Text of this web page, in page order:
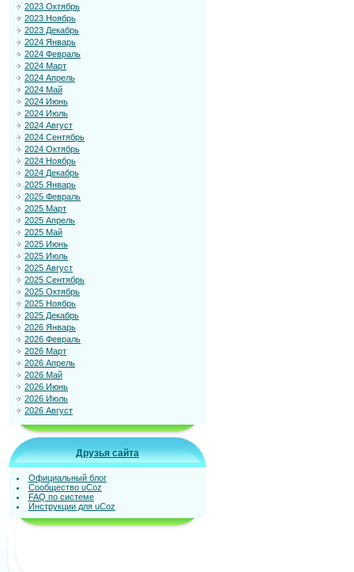
2023 Октябрь
2023 Ноябрь
2023 Декабрь
2024 Январь
2024 Февраль
2024 Март
2024 Апрель
2024 Май
2024 Июнь
2024 Июль
2024 Август
2024 Сентябрь
2024 Октябрь
2024 Ноябрь
2024 Декабрь
2025 Январь
2025 Февраль
2025 Март
2025 Апрель
2025 Май
2025 Июнь
2025 Июль
2025 Август
2025 Сентябрь
2025 Октябрь
2025 Ноябрь
2025 Декабрь
2026 Январь
2026 Февраль
2026 Март
2026 Апрель
2026 Май
2026 Июнь
2026 Июль
2026 Август
Друзья сайта
Официальный блог
Сообщество uCoz
FAQ по системе
Инструкции для uCoz